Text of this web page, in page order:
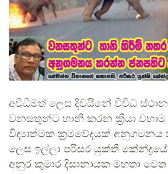
අවිධිමත් ලෙස දිවයිනේ විවිධ
වනසතුන්ට හානි කරන ක්‍රියා
විද්‍යාත්මක ක්‍රමවේදයක්
ලෙස ඉල්ලා පරිසර යුක්ති
අනුර කුමාර දිසානායක මහතා